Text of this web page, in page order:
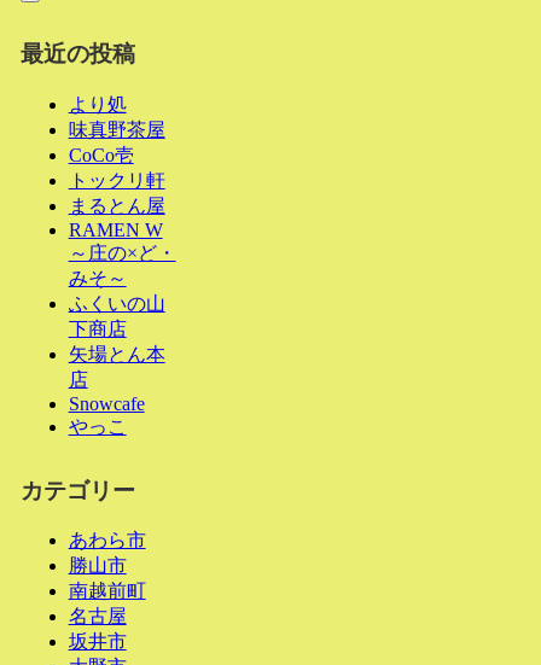
最近の投稿
より処
味真野茶屋
CoCo壱
トックリ軒
まるとん屋
RAMEN W
～庄の×ど・
みそ～
ふくいの山
下商店
矢場とん本
店
Snowcafe
やっこ
カテゴリー
あわら市
勝山市
南越前町
名古屋
坂井市